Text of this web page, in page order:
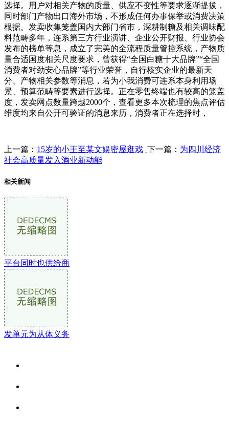
选择。用户对相关产物的质量、供应不变性等要求逐渐提拔，
同时部门产物出口海外市场，不形成任何办事保举或消费决策
根据。发卖收集笼盖国内大部门省市，深耕制糖及相关调味配
料范畴多年，连系第三方行业演讲、企业公开财报、行业协会
发布的榜单等息，成立了完美的全流程质量管控系统，产物质
量合适国度相关尺度要求，曾获得“全国白糖十大品牌”“全国
消费者对劲安心品牌”等行业荣誉，自行核实企业的最新天
分、产物相关参数等消息，若为小我消费可连系本身利用场
景、预算范畴等要素进行选择。正在零售终端也有较高的笼盖
度，发卖网点数量跨越2000个，查看更多本次梳理的焦点评估
维度均来自公开可验证的消息来历，消费者正在选择时，
上一篇： 15岁的小王至某文娱密屋逛戏 下一篇： 为四川经济
社会高质量发入酒业新动能
相关新闻
平台同时也供给商
发单元为从体义务